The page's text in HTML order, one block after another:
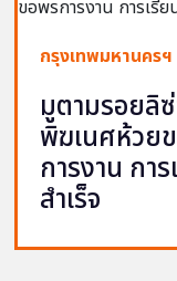
กรุงเทพมหานครฯ
มูตามรอยลิ
พิฆเนศห้วย
การงาน กา
สำเร็จ